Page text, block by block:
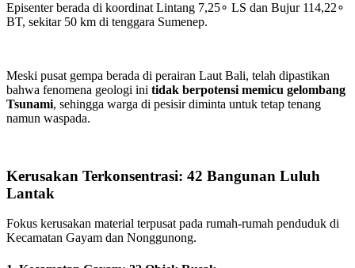
Episenter berada di koordinat Lintang 7,25∘ LS dan Bujur 114,22∘
BT, sekitar 50 km di tenggara Sumenep.
Meski pusat gempa berada di perairan Laut Bali, telah dipastikan
bahwa fenomena geologi ini tidak berpotensi memicu gelombang
Tsunami, sehingga warga di pesisir diminta untuk tetap tenang
namun waspada.
Kerusakan Terkonsentrasi: 42 Bangunan Luluh
Lantak
Fokus kerusakan material terpusat pada rumah-rumah penduduk di
Kecamatan Gayam dan Nonggunong.